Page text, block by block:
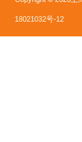
18021032号-12